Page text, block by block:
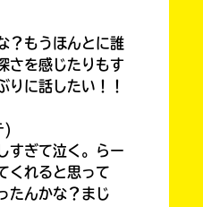
？もうほんとに誰
さを感じたりもす
りに話したい！！
)
すぎて泣く。らー
くれると思って
たんかな？まじ